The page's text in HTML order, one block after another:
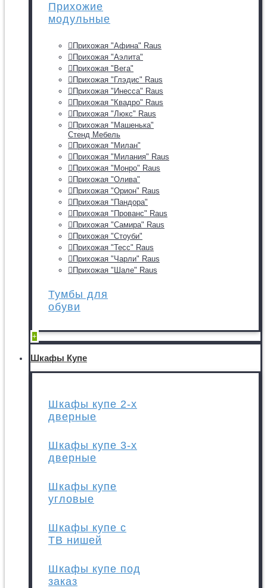
Прихожие
модульные
Прихожая "Афина" Raus
Прихожая "Аэлита"
Прихожая "Вега"
Прихожая "Глэдис" Raus
Прихожая "Инесса" Raus
Прихожая "Квадро" Raus
Прихожая "Люкс" Raus
Прихожая "Машенька"
Стенд Мебель
Прихожая "Милан"
Прихожая "Милания" Raus
Прихожая "Монро" Raus
Прихожая "Олива"
Прихожая "Орион" Raus
Прихожая "Пандора"
Прихожая "Прованс" Raus
Прихожая "Самира" Raus
Прихожая "Стоуби"
Прихожая "Тесс" Raus
Прихожая "Чарли" Raus
Прихожая "Шале" Raus
Тумбы для
обуви
+
Шкафы Купе
Шкафы купе 2-х
дверные
Шкафы купе 3-х
дверные
Шкафы купе
угловые
Шкафы купе с
ТВ нишей
Шкафы купе под
заказ